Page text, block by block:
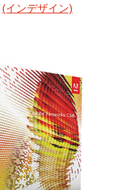
(インデザイン)